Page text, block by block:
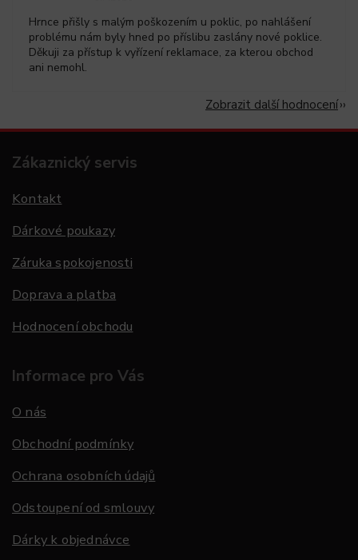
Hrnce přišly s malým poškozením u poklic, po nahlášení
problému nám byly hned po příslibu zaslány nové poklice.
Děkuji za přístup k vyřízení reklamace, za kterou obchod
ani nemohl.
Zobrazit další hodnocení
Zákaznický servis
Kontakt
Dárkové poukazy
Záruka spokojenosti
Doprava a platba
Hodnocení obchodu
Informace pro Vás
O nás
Obchodní podmínky
Ochrana osobních údajů
Odstoupení od smlouvy
Dárky k objednávce